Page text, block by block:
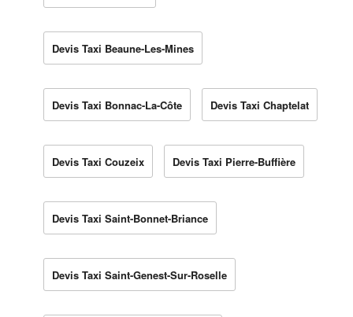
Devis Taxi Beaune-Les-Mines
Devis Taxi Bonnac-La-Côte Devis Taxi Chaptelat
Devis Taxi Couzeix Devis Taxi Pierre-Buffière
Devis Taxi Saint-Bonnet-Briance
Devis Taxi Saint-Genest-Sur-Roselle